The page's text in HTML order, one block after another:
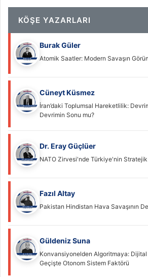
KÖŞE YAZARLARI
Burak Güler
Atomik Saatler: Modern Savaşın
Cüneyt Küsmez
İran’daki Toplumsal Hareketlilik:
Devrimin Sonu mu?
Dr. Eray Güçlüer
NATO Zirvesi'nde Türkiye'nin
Fazıl Altay
Pakistan Hindistan Hava Savaşının
Güldeniz Suna
Konvansiyonelden Algoritmaya:
Geçişte Otonom Sistem Faktörü